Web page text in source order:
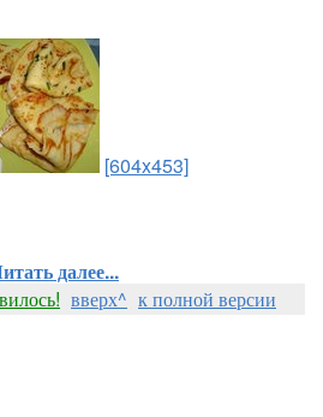
[604x453]
далее...
вверх^ к полной версии